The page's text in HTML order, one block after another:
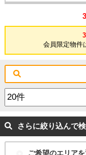
会員限定物件
さらに絞り込んで
ご希望のエリア